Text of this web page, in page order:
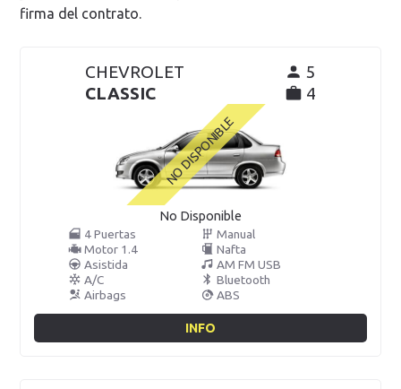
firma del contrato.
CHEVROLET
CLASSIC
5
4
No Disponible
4 Puertas
Manual
Motor 1.4
Nafta
Asistida
AM FM USB
A/C
Bluetooth
Airbags
ABS
INFO